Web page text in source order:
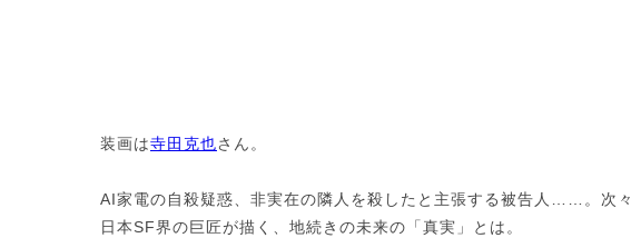
装画は寺田克也さん。
AI家電の自殺疑惑、非実在の隣人を殺したと主張する被告人……。次
日本SF界の巨匠が描く、地続きの未来の「真実」とは。